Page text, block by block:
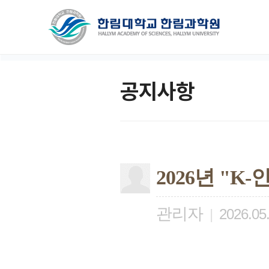
공지사항
2026년 "K-
관리자 |